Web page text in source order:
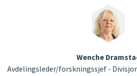
Wenche
Avdelingsleder/forskningssjef -